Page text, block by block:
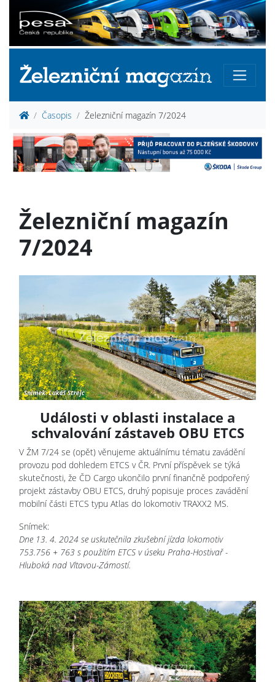
Časopis Železniční magazín 7/2024
Železniční magazín
7/2024
Události v oblasti instalace a
schvalování zástaveb OBU ETCS
V ŽM 7/24 se (opět) věnujeme aktuálnímu tématu zavádění
provozu pod dohledem ETCS v ČR. První příspěvek se týká
skutečnosti, že ČD Cargo ukončilo první finančně podpořený
projekt zástavby OBU ETCS, druhý popisuje proces zavádění
mobilní části ETCS typu Atlas do lokomotiv TRAXX2 MS.
Snímek:
Dne 13. 4. 2024 se uskutečnila zkušební jízda lokomotiv
753.756 + 763 s použitím ETCS v úseku Praha-Hostivař -
Hluboká nad Vltavou-Zámostí.